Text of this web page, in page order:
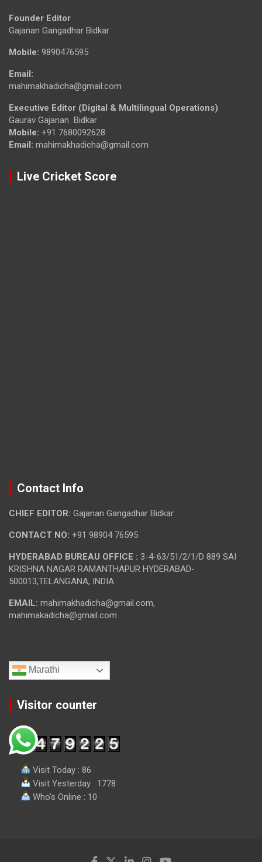
Founder Editor
Gajanan Gangadhar Bidkar
Mobile: 9890476595
Email:
mahimakhadicha@gmail.com
Executive Editor (Digital & Multilingual Operations)
Gaurav Gajanan Bidkar
Mobile: +91 7680092628
Email: mahimakhadicha@gmail.com
Live Cricket Score
Contact Info
CHIEF EDITOR: Gajanan Gangadhar Bidkar
CONTACT NO: +91 98904 76595
HYDERABAD BUREAU OFFICE : 3-4-63/51/2/1/D 889 SAI
KRISHNA NAGAR RAMANTHAPUR HYDERABAD-
500013,TELANGANA, INDIA.
EMAIL: mahimakhadicha@gmail.com,
mahimakadicha@gmail.com
Marathi
Visitor counter
Visit Today : 86
Visit Yesterday : 1778
Who's Online : 10